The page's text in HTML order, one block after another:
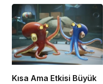
Kısa Ama Etkisi Büyük